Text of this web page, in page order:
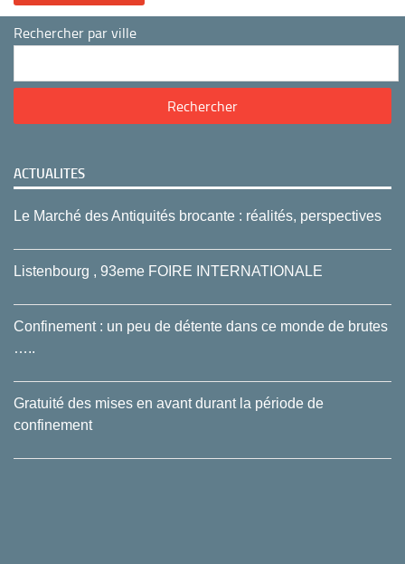
Rechercher par ville
ACTUALITES
Le Marché des Antiquités brocante : réalités, perspectives
Listenbourg , 93eme FOIRE INTERNATIONALE
Confinement : un peu de détente dans ce monde de brutes
…..
Gratuité des mises en avant durant la période de
confinement